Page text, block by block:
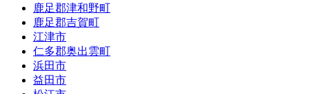
鹿足郡津和野町
鹿足郡吉賀町
江津市
仁多郡奥出雲町
浜田市
益田市